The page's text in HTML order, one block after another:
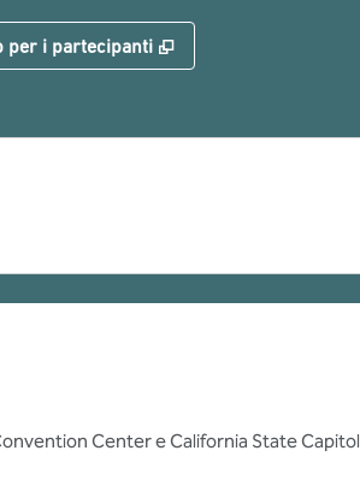
per i partecipanti ,
Center e California State Capitol